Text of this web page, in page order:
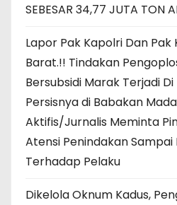
SEBESAR 34,77 JUTA TON
Lapor Pak Kapolri Dan
Barat.!! Tindakan
Bersubsidi Marak Terjadi
Persisnya di Babakan
Aktifis/Jurnalis Meminta
Atensi Penindakan
Terhadap Pelaku
Dikelola Oknum Kadus,